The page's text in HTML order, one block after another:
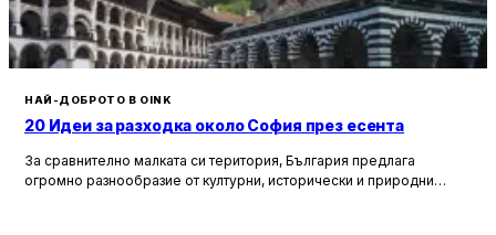
НАЙ-ДОБРОТО В OINK
20 Идеи за разходка около София през есента
За сравнително малката си територия, България предлага
огромно разнообразие от културни, исторически и природни